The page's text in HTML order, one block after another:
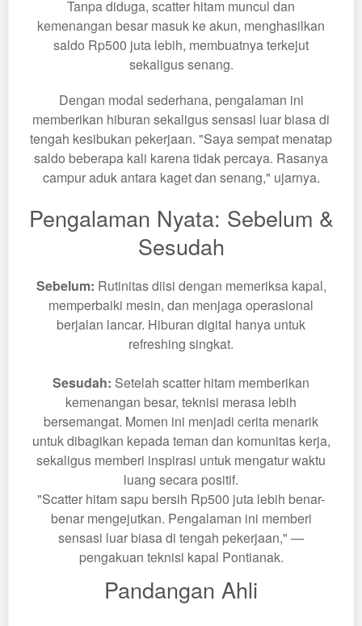
Tanpa diduga, scatter hitam muncul dan
kemenangan besar masuk ke akun, menghasilkan
saldo Rp500 juta lebih, membuatnya terkejut
sekaligus senang.
Dengan modal sederhana, pengalaman ini
memberikan hiburan sekaligus sensasi luar biasa di
tengah kesibukan pekerjaan. "Saya sempat menatap
saldo beberapa kali karena tidak percaya. Rasanya
campur aduk antara kaget dan senang," ujarnya.
Pengalaman Nyata: Sebelum &
Sesudah
Sebelum: Rutinitas diisi dengan memeriksa kapal,
memperbaiki mesin, dan menjaga operasional
berjalan lancar. Hiburan digital hanya untuk
refreshing singkat.
Sesudah: Setelah scatter hitam memberikan
kemenangan besar, teknisi merasa lebih
bersemangat. Momen ini menjadi cerita menarik
untuk dibagikan kepada teman dan komunitas kerja,
sekaligus memberi inspirasi untuk mengatur waktu
luang secara positif.
"Scatter hitam sapu bersih Rp500 juta lebih benar-
benar mengejutkan. Pengalaman ini memberi
sensasi luar biasa di tengah pekerjaan," —
pengakuan teknisi kapal Pontianak.
Pandangan Ahli